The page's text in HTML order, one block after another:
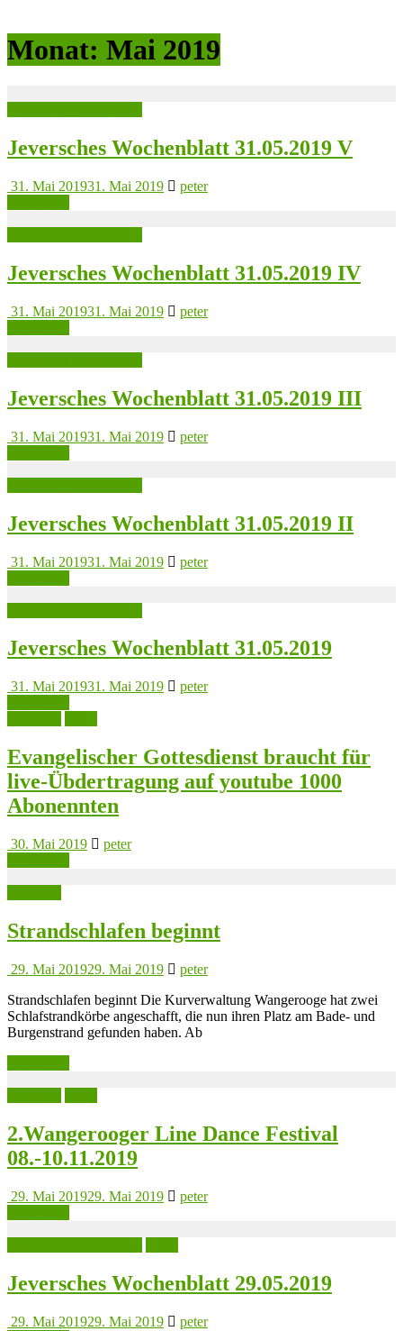
Monat: Mai 2019
Jeversches Wochenblatt 31.05.2019 V
31. Mai 201931. Mai 2019
peter
Jeversches Wochenblatt 31.05.2019 IV
31. Mai 201931. Mai 2019
peter
Jeversches Wochenblatt 31.05.2019 III
31. Mai 201931. Mai 2019
peter
Jeversches Wochenblatt 31.05.2019 II
31. Mai 201931. Mai 2019
peter
Jeversches Wochenblatt 31.05.2019
31. Mai 201931. Mai 2019
peter
Evangelischer Gottesdienst braucht für
live-Übdertragung auf youtube 1000
Abonennten
30. Mai 2019
peter
Strandschlafen beginnt
29. Mai 201929. Mai 2019
peter
Strandschlafen beginnt Die Kurverwaltung Wangerooge hat zwei
Schlafstrandkörbe angeschafft, die nun ihren Platz am Bade- und
Burgenstrand gefunden haben. Ab
2.Wangerooger Line Dance Festival
08.-10.11.2019
29. Mai 201929. Mai 2019
peter
Jeversches Wochenblatt 29.05.2019
29. Mai 201929. Mai 2019
peter